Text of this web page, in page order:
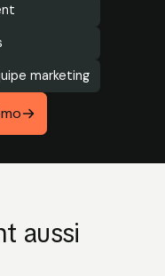
marketing
aussi